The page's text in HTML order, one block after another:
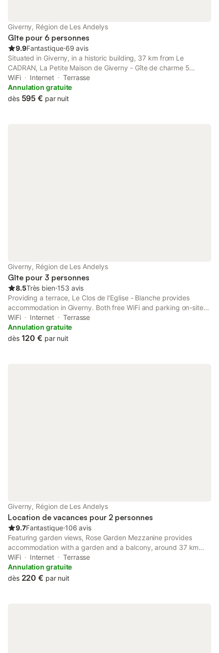
Giverny, Région de Les Andelys
Gîte pour 6 personnes
9.9Fantastique⋅69 avis
Situated in Giverny, in a historic building, 37 km from Le
CADRAN, La Petite Maison de Giverny - Gîte de charme 5
étoiles au cœur du village - Maison 3 Chambres 3 Salles de Bain
- Jardin - Privatisation is a recently renovated guest house with
a...
WiFi Internet
Terrasse
Annulation gratuite
dès 595 € par nuit
Giverny, Région de Les Andelys
Gîte pour 3 personnes
8.5Très bien⋅153 avis
Providing a terrace, Le Clos de l'Eglise - Blanche provides
accommodation in Giverny. Both free WiFi and parking on-site
are available at the apartment free of charge. The property is
non-smoking and is located 37 km from Le CADRAN.
WiFi Internet
Terrasse
Annulation gratuite
dès 120 € par nuit
Giverny, Région de Les Andelys
Location de vacances pour 2 personnes
9.7Fantastique⋅106 avis
Featuring garden views, Rose Garden Mezzanine provides
accommodation with a garden and a balcony, around 37 km
from Le CADRAN. Both free WiFi and parking on-site are
available at the bed and breakfast free of charge.
WiFi Internet
Terrasse
Annulation gratuite
dès 220 € par nuit